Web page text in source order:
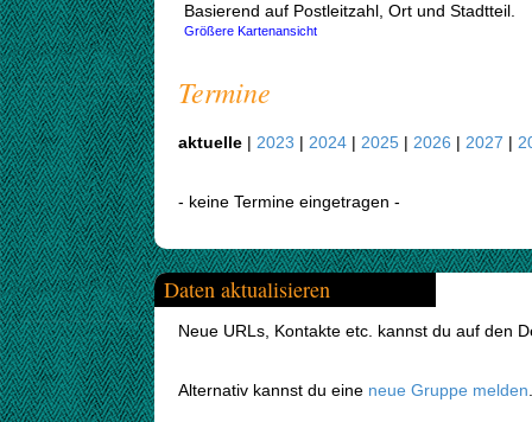
Basierend auf Postleitzahl, Ort und Stadtteil.
Größere Kartenansicht
Termine
aktuelle | 2023 | 2024 | 2025 | 2026 | 2027 |
- keine Termine eingetragen -
Daten aktualisieren
Neue URLs, Kontakte etc. kannst du auf den
Alternativ kannst du eine neue Gruppe melden